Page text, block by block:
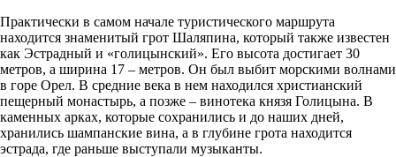
Практически в самом начале туристического маршрута
находится знаменитый грот Шаляпина, который также известен
как Эстрадный и «голицынский». Его высота достигает 30
метров, а ширина 17 – метров. Он был выбит морскими волнами
в горе Орел. В средние века в нем находился христианский
пещерный монастырь, а позже – винотека князя Голицына. В
каменных арках, которые сохранились и до наших дней,
хранились шампанские вина, а в глубине грота находится
эстрада, где раньше выступали музыканты.